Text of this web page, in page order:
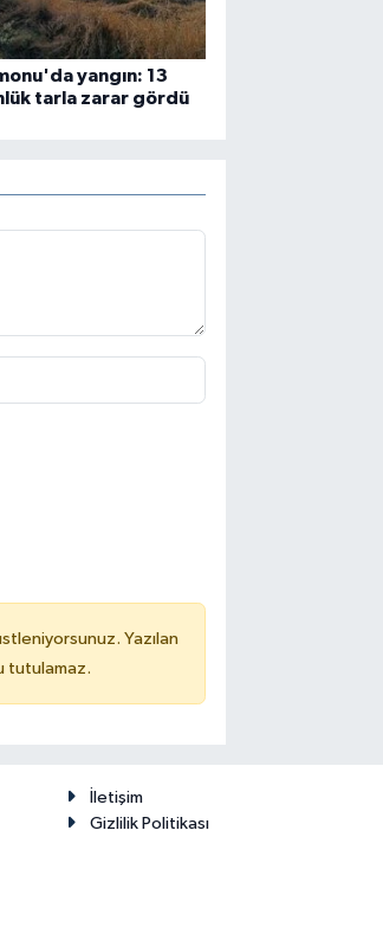
yangın: 13
tarla zarar gördü
Yazılan
tutulamaz.
İletişim
Gizlilik Politikası